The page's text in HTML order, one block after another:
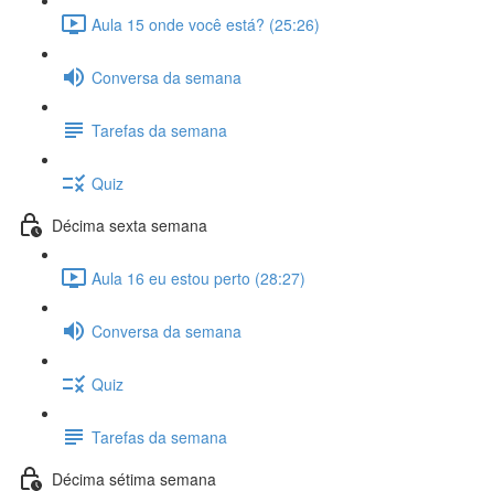
Aula 15 onde você está? (25:26)
Conversa da semana
Tarefas da semana
Quiz
Décima sexta semana
Aula 16 eu estou perto (28:27)
Conversa da semana
Quiz
Tarefas da semana
Décima sétima semana